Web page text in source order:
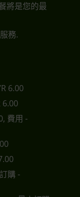
將是您的最
務.
6.00
6.00
費用 -
購 -